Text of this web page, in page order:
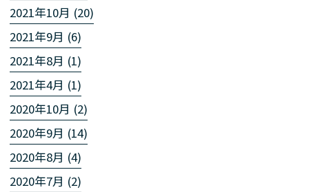
2021年10月 (20)
2021年9月 (6)
2021年8月 (1)
2021年4月 (1)
2020年10月 (2)
2020年9月 (14)
2020年8月 (4)
2020年7月 (2)